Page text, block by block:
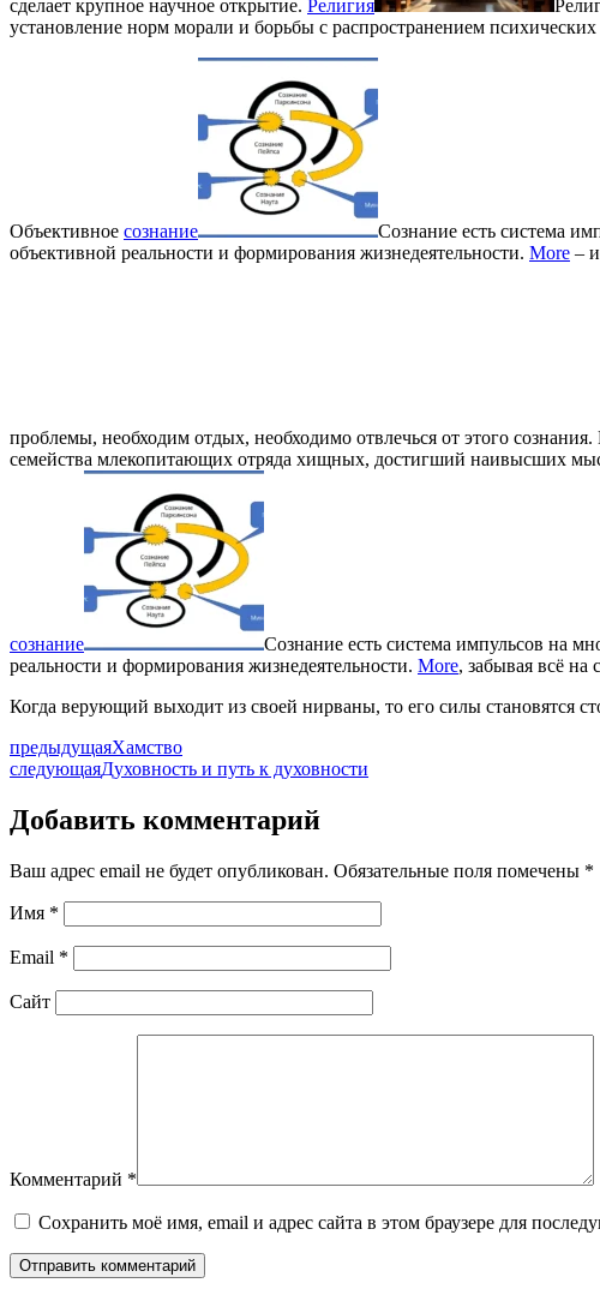
сделает крупное научное открытие. Религия
установление норм морали и борьбы с распространением психических
Объективное сознание
Сознание есть система
объективной реальности и формирования жизнедеятельности. More –
проблемы, необходим отдых, необходимо отвлечься от этого сознания.
семейства млекопитающих отряда хищных, достигший наивысших
сознание
Сознание есть система импульсов на
реальности и формирования жизнедеятельности. More, забывая всё на
Когда верующий выходит из своей нирваны, то его силы становятся
предыдущаяХамство
следующаяДуховность и путь к духовности
Добавить комментарий
Ваш адрес email не будет опубликован. Обязательные поля помечены *
Имя *
Email *
Сайт
Комментарий *
Сохранить моё имя, email и адрес сайта в этом браузере для